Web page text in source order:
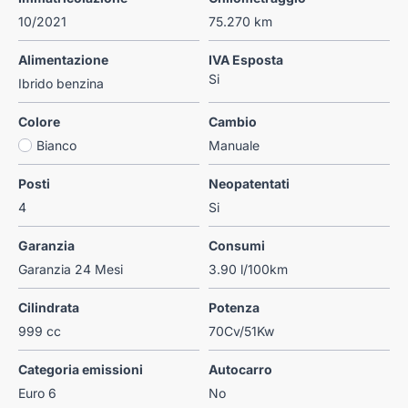
10/2021
75.270 km
Alimentazione
Ibrido benzina
IVA Esposta
Si
Colore
Bianco
Cambio
Manuale
Posti
4
Neopatentati
Si
Garanzia
Garanzia 24 Mesi
Consumi
3.90 l/100km
Cilindrata
999 cc
Potenza
70Cv/51Kw
Categoria emissioni
Euro 6
Autocarro
No